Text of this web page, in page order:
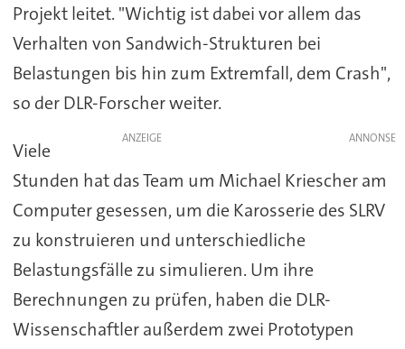
Projekt leitet. "Wichtig ist dabei vor allem das
Verhalten von Sandwich-Strukturen bei
Belastungen bis hin zum Extremfall, dem Crash",
so der DLR-Forscher weiter.
ANZEIGE
Viele
Stunden hat das Team um Michael Kriescher am
Computer gesessen, um die Karosserie des SLRV
zu konstruieren und unterschiedliche
Belastungsfälle zu simulieren. Um ihre
Berechnungen zu prüfen, haben die DLR-
Wissenschaftler außerdem zwei Prototypen